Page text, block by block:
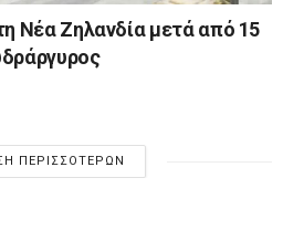
Νέα Ζηλανδία μετά από 15
ΠΕΡΙΣΣΌΤΕΡΩΝ